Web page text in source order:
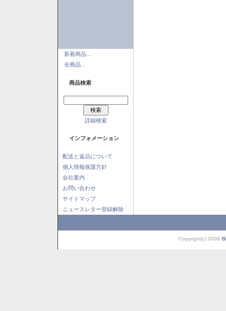
新着商品...
全商品...
商品検索
詳細検索
インフォメーション
配送と返品について
個人情報保護方針
会社案内
お問い合わせ
サイトマップ
ニュースレター登録解除
Copyright(c) 2008